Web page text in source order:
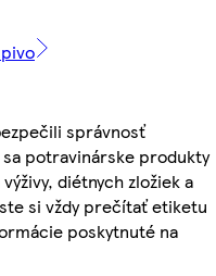
správnosť
potravinárske produkty
diétnych zložiek a
si vždy prečítať etiketu
poskytnuté na